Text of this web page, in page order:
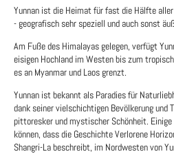
Yunnan ist die Heimat für fast die Hälfte
- geografisch sehr speziell und auch sonst
Am Fuße des Himalayas gelegen, verfügt
eisigen Hochland im Westen bis zum
es an Myanmar und Laos grenzt.
Yunnan ist bekannt als Paradies für
dank seiner vielschichtigen Bevölkerung und
pittoresker und mystischer Schönheit.
können, dass die Geschichte Verlorene
Shangri-La beschreibt, im Nordwesten von